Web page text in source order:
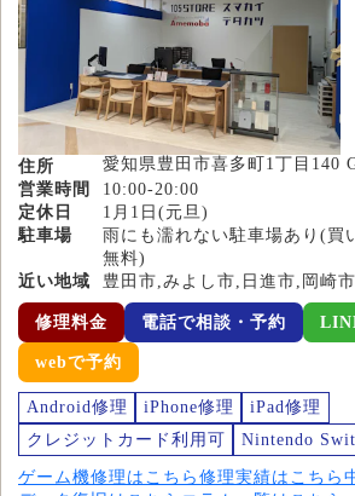
住所
愛知県豊田市喜多町1丁目140
営業時間
10:00-20:00
定休日
1月1日(元旦)
駐車場
雨にも濡れない駐車場あり(買
無料)
近い地域
豊田市,みよし市,日進市,岡崎市
修理料金 電話で相談・予約
webで予約
Android修理 iPhone修理
iPad修理
クレジットカード利用可
Nintendo
ゲーム機修理はこちら 修理実績はこちら